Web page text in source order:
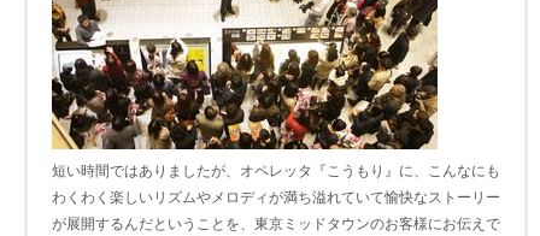
短い時間ではありましたが、オペレッタ『こうもり』に、こんなにも
わくわく楽しいリズムやメロディが満ち溢れていて愉快なストーリー
が展開するんだということを、東京ミッドタウンのお客様にお伝えで